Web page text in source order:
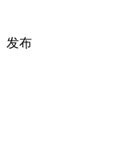
发布